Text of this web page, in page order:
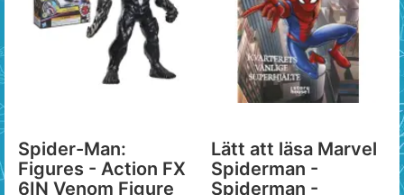
Spider-Man:
Figures - Action FX
6IN Venom Figure
Lätt att läsa Marvel
Spiderman -
Spiderman -